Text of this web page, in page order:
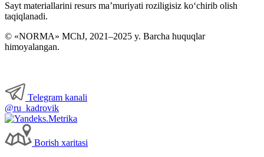
Sayt materiallarini resurs ma’muriyati roziligisiz koʻchirib olish
taqiqlanadi.
© «NORMA» MChJ, 2021–2025 y. Barcha huquqlar
himoyalangan.
Telegram kanali
@ru_kadrovik
Borish хaritasi